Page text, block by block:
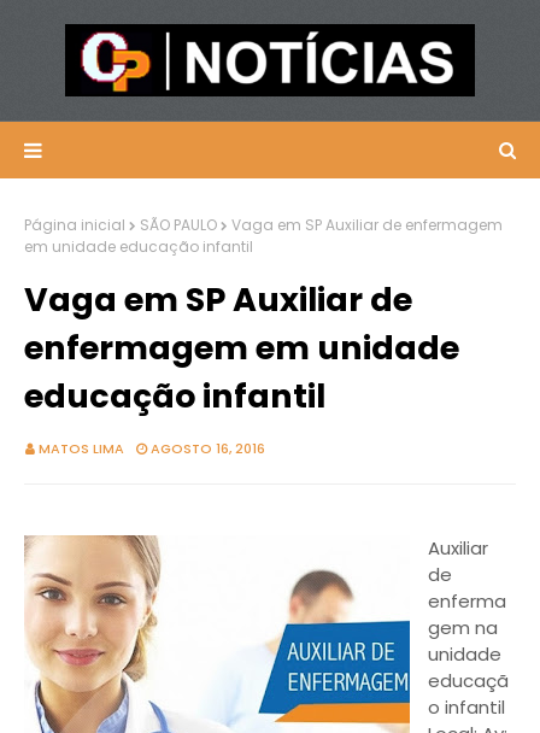
Página inicial SÃO PAULO
Vaga em SP Auxiliar de enfermagem
em unidade educação infantil
Vaga em SP Auxiliar de
enfermagem em unidade
educação infantil
MATOS LIMA AGOSTO 16, 2016
Auxiliar
de
enferma
gem na
unidade
educaçã
o infantil